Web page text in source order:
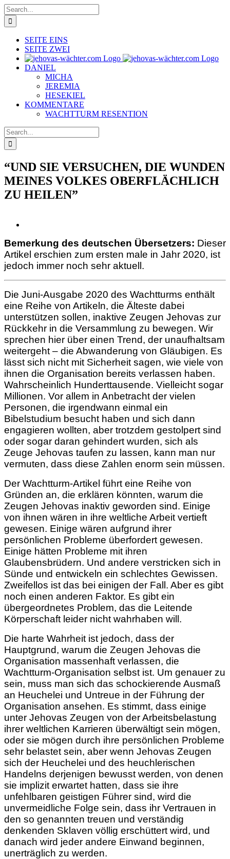
Skip
to
content
Search
for:
SEITE EINS
SEITE ZWEI
DANIEL
MICHA
JEREMIA
HESEKIEL
KOMMENTARE
WACHTTURM RESENTION
Search
for:
“UND SIE VERSUCHEN, DIE WUNDEN
MEINES VOLKES OBERFLÄCHLICH
ZU HEILEN”
Image
Bemerkung des deutschen Übersetzers: Dieser
Artikel erschien zum ersten male in Jahr 2020, ist
jedoch immer noch sehr aktuell.
Die Juni-Ausgabe 2020 des Wachtturms enthält
eine Reihe von Artikeln, die Älteste dabei
unterstützen sollen, inaktive Zeugen Jehovas zur
Rückkehr in die Versammlung zu bewegen. Wir
sprechen hier über einen Trend, der unaufhaltsam
weitergeht – die Abwanderung von Gläubigen. Es
lässt sich nicht mit Sicherheit sagen, wie viele von
ihnen die Organisation bereits verlassen haben.
Wahrscheinlich Hunderttausende. Vielleicht sogar
Millionen. Vor allem in Anbetracht der vielen
Personen, die irgendwann einmal ein
Bibelstudium besucht haben und sich dann
engagieren wollten, aber trotzdem gestolpert sind
oder sogar daran gehindert wurden, sich als
Zeuge Jehovas taufen zu lassen, kann man nur
vermuten, dass diese Zahlen enorm sein müssen.
Der Wachtturm-Artikel führt eine Reihe von
Gründen an, die erklären könnten, warum die
Zeugen Jehovas inaktiv geworden sind. Einige
von ihnen wären in ihre weltliche Arbeit vertieft
gewesen. Einige wären aufgrund ihrer
persönlichen Probleme überfordert gewesen.
Einige hätten Probleme mit ihren
Glaubensbrüdern. Und andere verstricken sich in
Sünde und entwickeln ein schlechtes Gewissen.
Zweifellos ist das bei einigen der Fall. Aber es gibt
noch einen anderen Faktor. Es gibt ein
übergeordnetes Problem, das die Leitende
Körperschaft leider nicht wahrhaben will.
Die harte Wahrheit ist jedoch, dass der
Hauptgrund, warum die Zeugen Jehovas die
Organisation massenhaft verlassen, die
Wachtturm-Organisation selbst ist. Um genauer zu
sein, muss man sich das schockierende Ausmaß
an Heuchelei und Untreue in der Führung der
Organisation ansehen. Es stimmt, dass einige
unter Jehovas Zeugen von der Arbeitsbelastung
ihrer weltlichen Karrieren überwältigt sein mögen,
oder sie mögen durch ihre persönlichen Probleme
sehr belastet sein, aber wenn Jehovas Zeugen
sich der Heuchelei und des heuchlerischen
Handelns derjenigen bewusst werden, von denen
sie implizit erwartet hatten, dass sie ihre
unfehlbaren geistigen Führer sind, wird die
unvermeidliche Folge sein, dass ihr Vertrauen in
den so genannten treuen und verständig
denkenden Sklaven völlig erschüttert wird, und
danach wird jeder andere Einwand beginnen,
unerträglich zu werden.